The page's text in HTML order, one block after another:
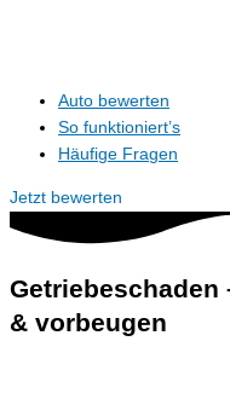
Auto bewerten
So funktioniert’s
Häufige Fragen
Jetzt bewerten
Getriebeschaden
& vorbeugen